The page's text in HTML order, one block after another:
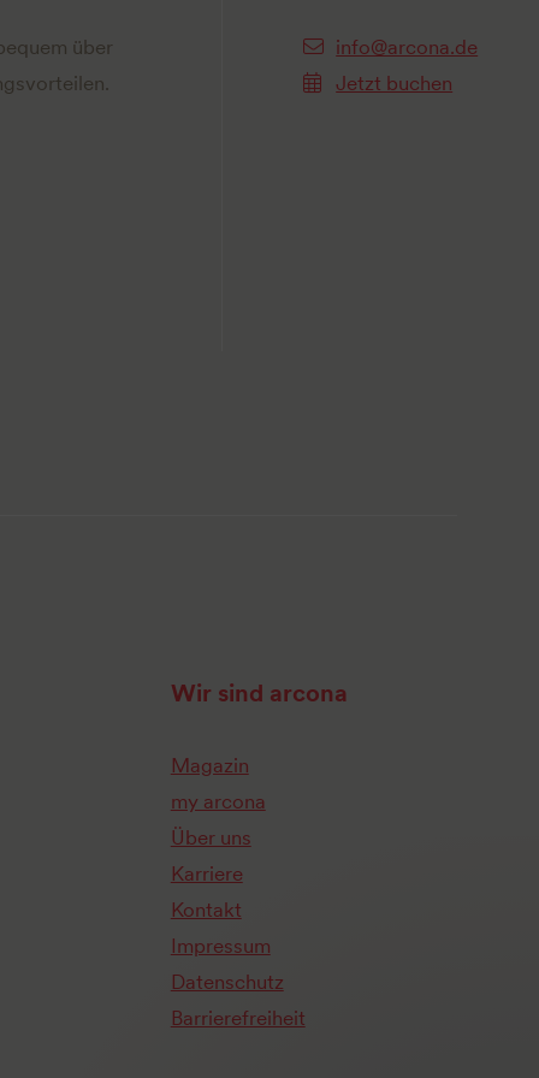
über
info@arcona.de
Jetzt buchen
Wir sind arcona
Magazin
my arcona
Über uns
Karriere
Kontakt
Impressum
Datenschutz
Barrierefreiheit